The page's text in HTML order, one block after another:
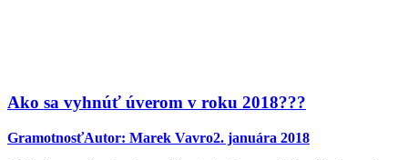
Ako sa vyhnúť úverom v roku 2018???
GramotnosťAutor: Marek Vavro2. januára 2018